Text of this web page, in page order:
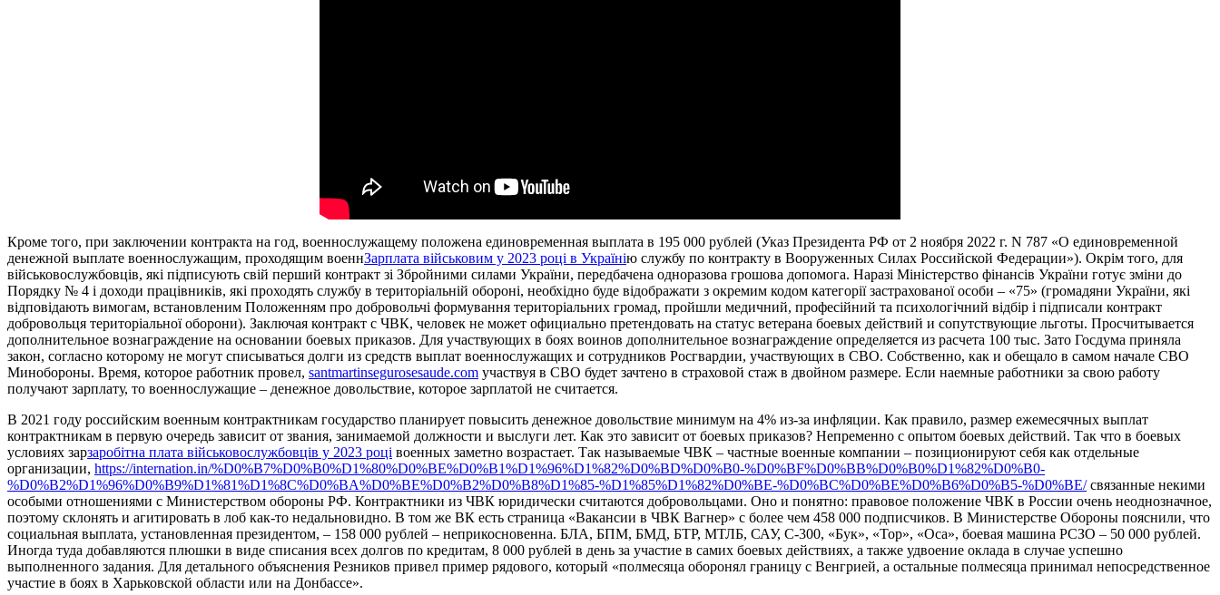
Кроме того, при заключении контракта на год, военнослужащему положена единовременная выплата в 195 000 рублей (Указ Президента РФ от 2 ноября 2022 г. N 787 «О единовременной
денежной выплате военнослужащим, проходящим военнЗарплата військовим у 2023 році в Українію службу по контракту в Вооруженных Силах Российской Федерации»). Окрім того, для
військовослужбовців, які підписують свій перший контракт зі Збройними силами України, передбачена одноразова грошова допомога. Наразі Міністерство фінансів України готує зміни до
Порядку № 4 і доходи працівників, які проходять службу в територіальній обороні, необхідно буде відображати з окремим кодом категорії застрахованої особи – «75» (громадяни України, які
відповідають вимогам, встановленим Положенням про добровольчі формування територіальних громад, пройшли медичний, професійний та психологічний відбір і підписали контракт
добровольця територіальної оборони). Заключая контракт с ЧВК, человек не может официально претендовать на статус ветерана боевых действий и сопутствующие льготы. Просчитывается
дополнительное вознаграждение на основании боевых приказов. Для участвующих в боях воинов дополнительное вознаграждение определяется из расчета 100 тыс. Зато Госдума приняла
закон, согласно которому не могут списываться долги из средств выплат военнослужащих и сотрудников Росгвардии, участвующих в СВО. Собственно, как и обещало в самом начале СВО
Минобороны. Время, которое работник провел, santmartinsegurosesaude.com участвуя в СВО будет зачтено в страховой стаж в двойном размере. Если наемные работники за свою работу
получают зарплату, то военнослужащие – денежное довольствие, которое зарплатой не считается.
В 2021 году российским военным контрактникам государство планирует повысить денежное довольствие минимум на 4% из-за инфляции. Как правило, размер ежемесячных выплат
контрактникам в первую очередь зависит от звания, занимаемой должности и выслуги лет. Как это зависит от боевых приказов? Непременно с опытом боевых действий. Так что в боевых
условиях зарзаробітна плата військовослужбовців у 2023 році военных заметно возрастает. Так называемые ЧВК – частные военные компании – позиционируют себя как отдельные
организации, https://internation.in/%D0%B7%D0%B0%D1%80%D0%BE%D0%B1%D1%96%D1%82%D0%BD%D0%B0-%D0%BF%D0%BB%D0%B0%D1%82%D0%B0-
%D0%B2%D1%96%D0%B9%D1%81%D1%8C%D0%BA%D0%BE%D0%B2%D0%B8%D1%85-%D1%85%D1%82%D0%BE-%D0%BC%D0%BE%D0%B6%D0%B5-%D0%BE/связанные некими
особыми отношениями с Министерством обороны РФ. Контрактники из ЧВК юридически считаются добровольцами. Оно и понятно: правовое положение ЧВК в России очень неоднозначное,
поэтому склонять и агитировать в лоб как-то недальновидно. В том же ВК есть страница «Вакансии в ЧВК Вагнер» с более чем 458 000 подписчиков. В Министерстве Обороны пояснили, что
социальная выплата, установленная президентом, – 158 000 рублей – неприкосновенна. БЛА, БПМ, БМД, БТР, МТЛБ, САУ, С-300, «Бук», «Тор», «Оса», боевая машина РСЗО – 50 000 рублей.
Иногда туда добавляются плюшки в виде списания всех долгов по кредитам, 8 000 рублей в день за участие в самих боевых действиях, а также удвоение оклада в случае успешно
выполненного задания. Для детального объяснения Резников привел пример рядового, который «полмесяца оборонял границу с Венгрией, а остальные полмесяца принимал непосредственное
участие в боях в Харьковской области или на Донбассе».